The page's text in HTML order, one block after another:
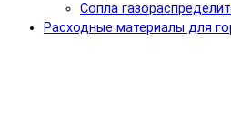
Сопла
Расходные материалы для